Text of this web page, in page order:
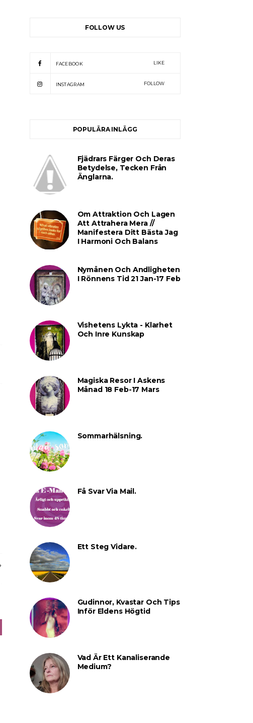
FOLLOW US
FACEBOOK LIKE
INSTAGRAM FOLLOW
POPULÄRA INLÄGG
Fjädrars Färger Och Deras
Betydelse, Tecken Från
Änglarna.
Om Attraktion Och Lagen
Att Attrahera Mera //
Manifestera Ditt Bästa Jag
I Harmoni Och Balans
Nymånen Och Andligheten
I Rönnens Tid 21 Jan-17 Feb
Vishetens Lykta - Klarhet
Och Inre Kunskap
Magiska Resor I Askens
Månad 18 Feb-17 Mars
Sommarhälsning.
Få Svar Via Mail.
Ett Steg Vidare.
Gudinnor, Kvastar Och Tips
Inför Eldens Högtid
Vad Är Ett Kanaliserande
Medium?